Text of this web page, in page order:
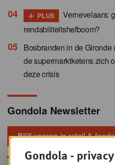
+ PLUS
Vernevelaars:
rendabiliteitshefboom?
Bosbranden in de Gironde
de supermarktketens zich
deze crisis
Gondola Newsletter
Blijf voorop in retail &
Gondola -